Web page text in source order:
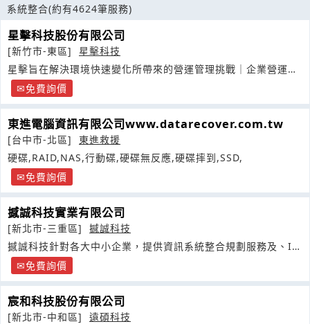
系統整合(約有4624筆服務)
星擊科技股份有限公司
[新竹市-東區]
星擊科技
星擊旨在解決環境快速變化所帶來的營運管理挑戰｜企業營運優
化｜雲端
免費詢價
東進電腦資訊有限公司www.datarecover.com.tw
[台中市-北區]
東進救援
硬碟,RAID,NAS,行動碟,硬碟無反應,硬碟摔到,SSD,
免費詢價
撼誠科技實業有限公司
[新北市-三重區]
撼誠科技
撼誠科技針對各大中小企業，提供資訊系統整合規劃服務及、IT
解決方案技術支援及各式軟硬體銷售
免費詢價
宸和科技股份有限公司
[新北市-中和區]
遠碩科技